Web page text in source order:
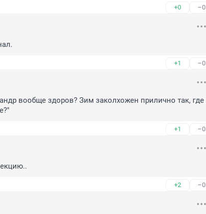
+0 –0
+1 –0
вообще здоров? Зим заколхожен прилично так, где
+1 –0
+2 –0